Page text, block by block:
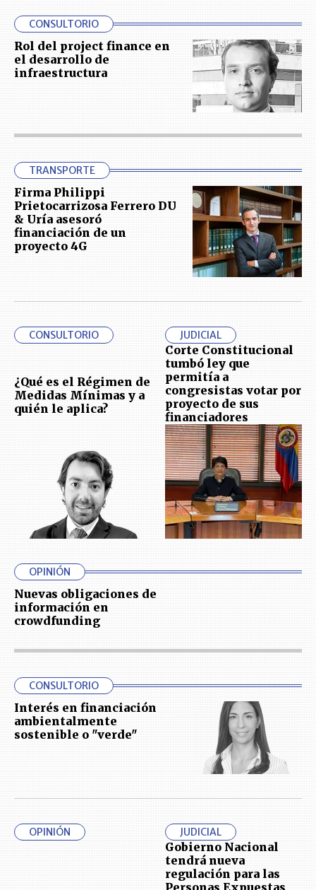
CONSULTORIO
Rol del project finance en
el desarrollo de
infraestructura
TRANSPORTE
Firma Philippi
Prietocarrizosa Ferrero DU
& Uría asesoró
financiación de un
proyecto 4G
CONSULTORIO
¿Qué es el Régimen de
Medidas Mínimas y a
quién le aplica?
JUDICIAL
Corte Constitucional
tumbó ley que
permitía a
congresistas votar por
proyecto de sus
financiadores
OPINIÓN
Nuevas obligaciones de
información en
crowdfunding
CONSULTORIO
Interés en financiación
ambientalmente
sostenible o "verde"
OPINIÓN JUDICIAL
Gobierno Nacional
tendrá nueva
regulación para las